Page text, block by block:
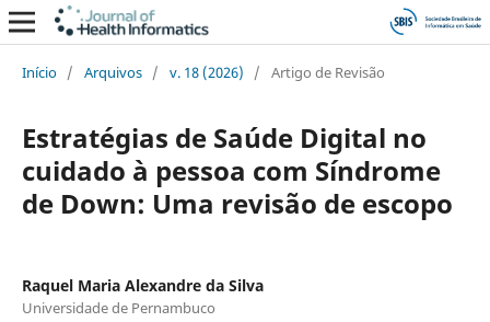
Início / Arquivos / v. 18 (2026) / Artigo de Revisão
Estratégias de Saúde Digital no
cuidado à pessoa com Síndrome
de Down: Uma revisão de escopo
Raquel Maria Alexandre da Silva
Universidade de Pernambuco